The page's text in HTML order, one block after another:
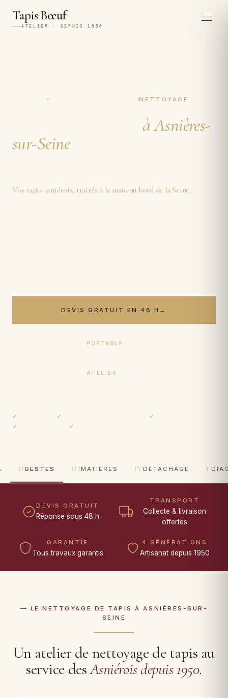
Tapis·Bœuf
ATELIER · DEPUIS 1950
›ASNIÈRES-SUR-SEINE›NETTOYAGE
à Asnières-
sur-Seine
Vos tapis asniérois, traités à la main au bord de la Seine.
DEVIS GRATUIT EN 48 H →
PORTABLE
ATELIER
✓ ✓ ✓
✓
✓
IIGESTES III MATIÈRES IV DÉTACHAGE V
DEVIS GRATUIT
Réponse sous 48 h
TRANSPORT
Collecte & livraison
offertes
GARANTIE
Tous travaux garantis
4 GÉNÉRATIONS
Artisanat depuis 1950
— LE NETTOYAGE DE TAPIS À ASNIÈRES-SUR-
SEINE
Un atelier de nettoyage de tapis au
service desAsniérois depuis 1950.